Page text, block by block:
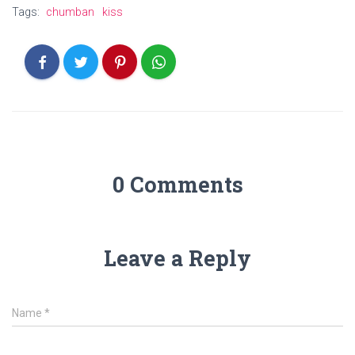
Tags: chumban kiss
0 Comments
Leave a Reply
Name *